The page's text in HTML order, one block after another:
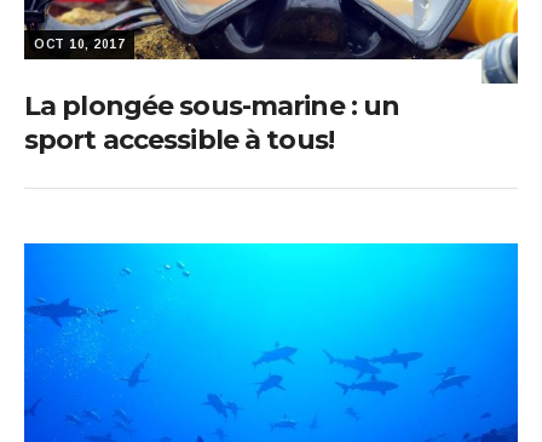
OCT 10, 2017
La plongée sous-marine : un
sport accessible à tous!